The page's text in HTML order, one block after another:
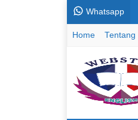
Whatsapp
Home Tentang